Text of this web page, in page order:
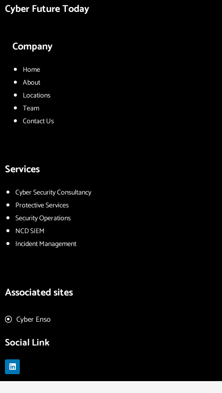
Cyber Future Today
Company
Home
About
Locations
Team
Contact Us
Services
Cyber Security Consultancy
Protective Services
Security Operations
NCD SIEM
Incident Management
Associated sites
Cyber Enso
Social Link
L
i
n
k